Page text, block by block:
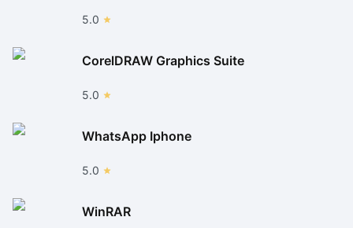
5.0
CorelDRAW Graphics Suite
5.0
WhatsApp Iphone
5.0
WinRAR